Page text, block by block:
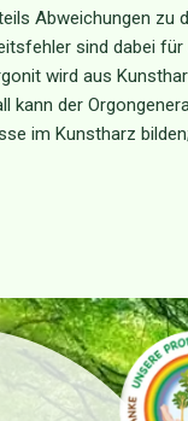
Abweichungen zu
sind dabei für
wird aus
kann der
im Kunstharz